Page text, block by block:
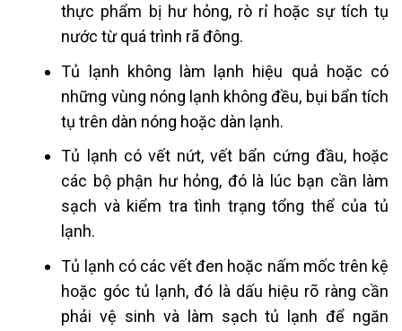
thực phẩm bị hư hỏng, rò rỉ hoặc sự tích tụ
nước từ quá trình rã đông.
Tủ lạnh không làm lạnh hiệu quả hoặc có
những vùng nóng lạnh không đều, bụi bẩn tích
tụ trên dàn nóng hoặc dàn lạnh.
Tủ lạnh có vết nứt, vết bẩn cứng đầu, hoặc
các bộ phận hư hỏng, đó là lúc bạn cần làm
sạch và kiểm tra tình trạng tổng thể của tủ
lạnh.
Tủ lạnh có các vết đen hoặc nấm mốc trên kệ
hoặc góc tủ lạnh, đó là dấu hiệu rõ ràng cần
phải vệ sinh và làm sạch tủ lạnh để ngăn